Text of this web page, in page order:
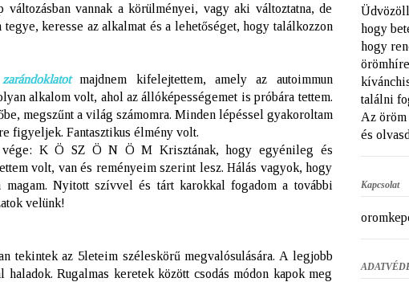
változásban vannak a körülményei, vagy aki változtatna, de
tegye, keresse az alkalmat és a lehetőséget, hogy találkozzon
majdnem kifelejtettem, amely az autoimmun
alkalom volt, ahol az állóképességemet is próbára tettem.
megszűnt a világ számomra. Minden lépéssel gyakoroltam
figyeljek. Fantasztikus élmény volt.
vége: K Ö SZ Ö N Ö M Krisztának, hogy egyénileg és
volt, van és reményeim szerint lesz. Hálás vagyok, hogy
magam. Nyitott szívvel és tárt karokkal fogadom a további
velünk!
tekintek az 5leteim széleskörű megvalósulására. A legjobb
haladok. Rugalmas keretek között csodás módon kapok meg
hogy
hogy
találni
Az
és
Kapcsolat